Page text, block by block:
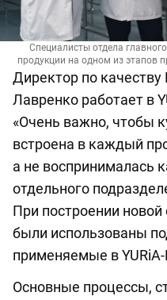
Специалисты отдела
продукции на одном из этапов
Директор по качеству
Лавренко работает в
«Очень важно, чтобы
встроена в каждый
а не воспринималась
отдельного
При построении
были использованы
применяемые в YURiA-
Основные процессы,